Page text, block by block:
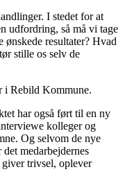
I stedet for at
udfordring, så må vi tage
resultater? Hvad
stille os selv de
i Rebild Kommune.
har også ført til en ny
kolleger og
Og selvom de nye
medarbejdernes
trivsel, oplever